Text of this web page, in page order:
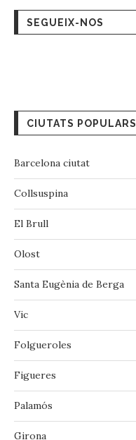
SEGUEIX-NOS
CIUTATS POPULARS
Barcelona ciutat
Collsuspina
El Brull
Olost
Santa Eugènia de Berga
Vic
‪‎Folgueroles‬
Figueres
Palamós
Girona